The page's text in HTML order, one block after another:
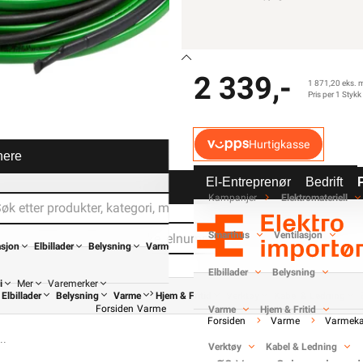
Elbillader Belysning Varme
Mer Varemerker
Forsiden Varme Varmekabel Varmekabel Selvbegrensende
ØS Varme
Elektrisk materiell
2 339,-
1 871,20 eks.
Pris per 1 Stykk
Hurtigkasse
El-Entreprenør Bedrift
Kampanjer Elektromateriell
Smarthus Ventilasjon
Elbillader Belysning
Varme Hjem & Fritid
Verktøy Kabel & Ledning
Forsiden Varme
Elbillader Belysning Varme Hjem & Fritid